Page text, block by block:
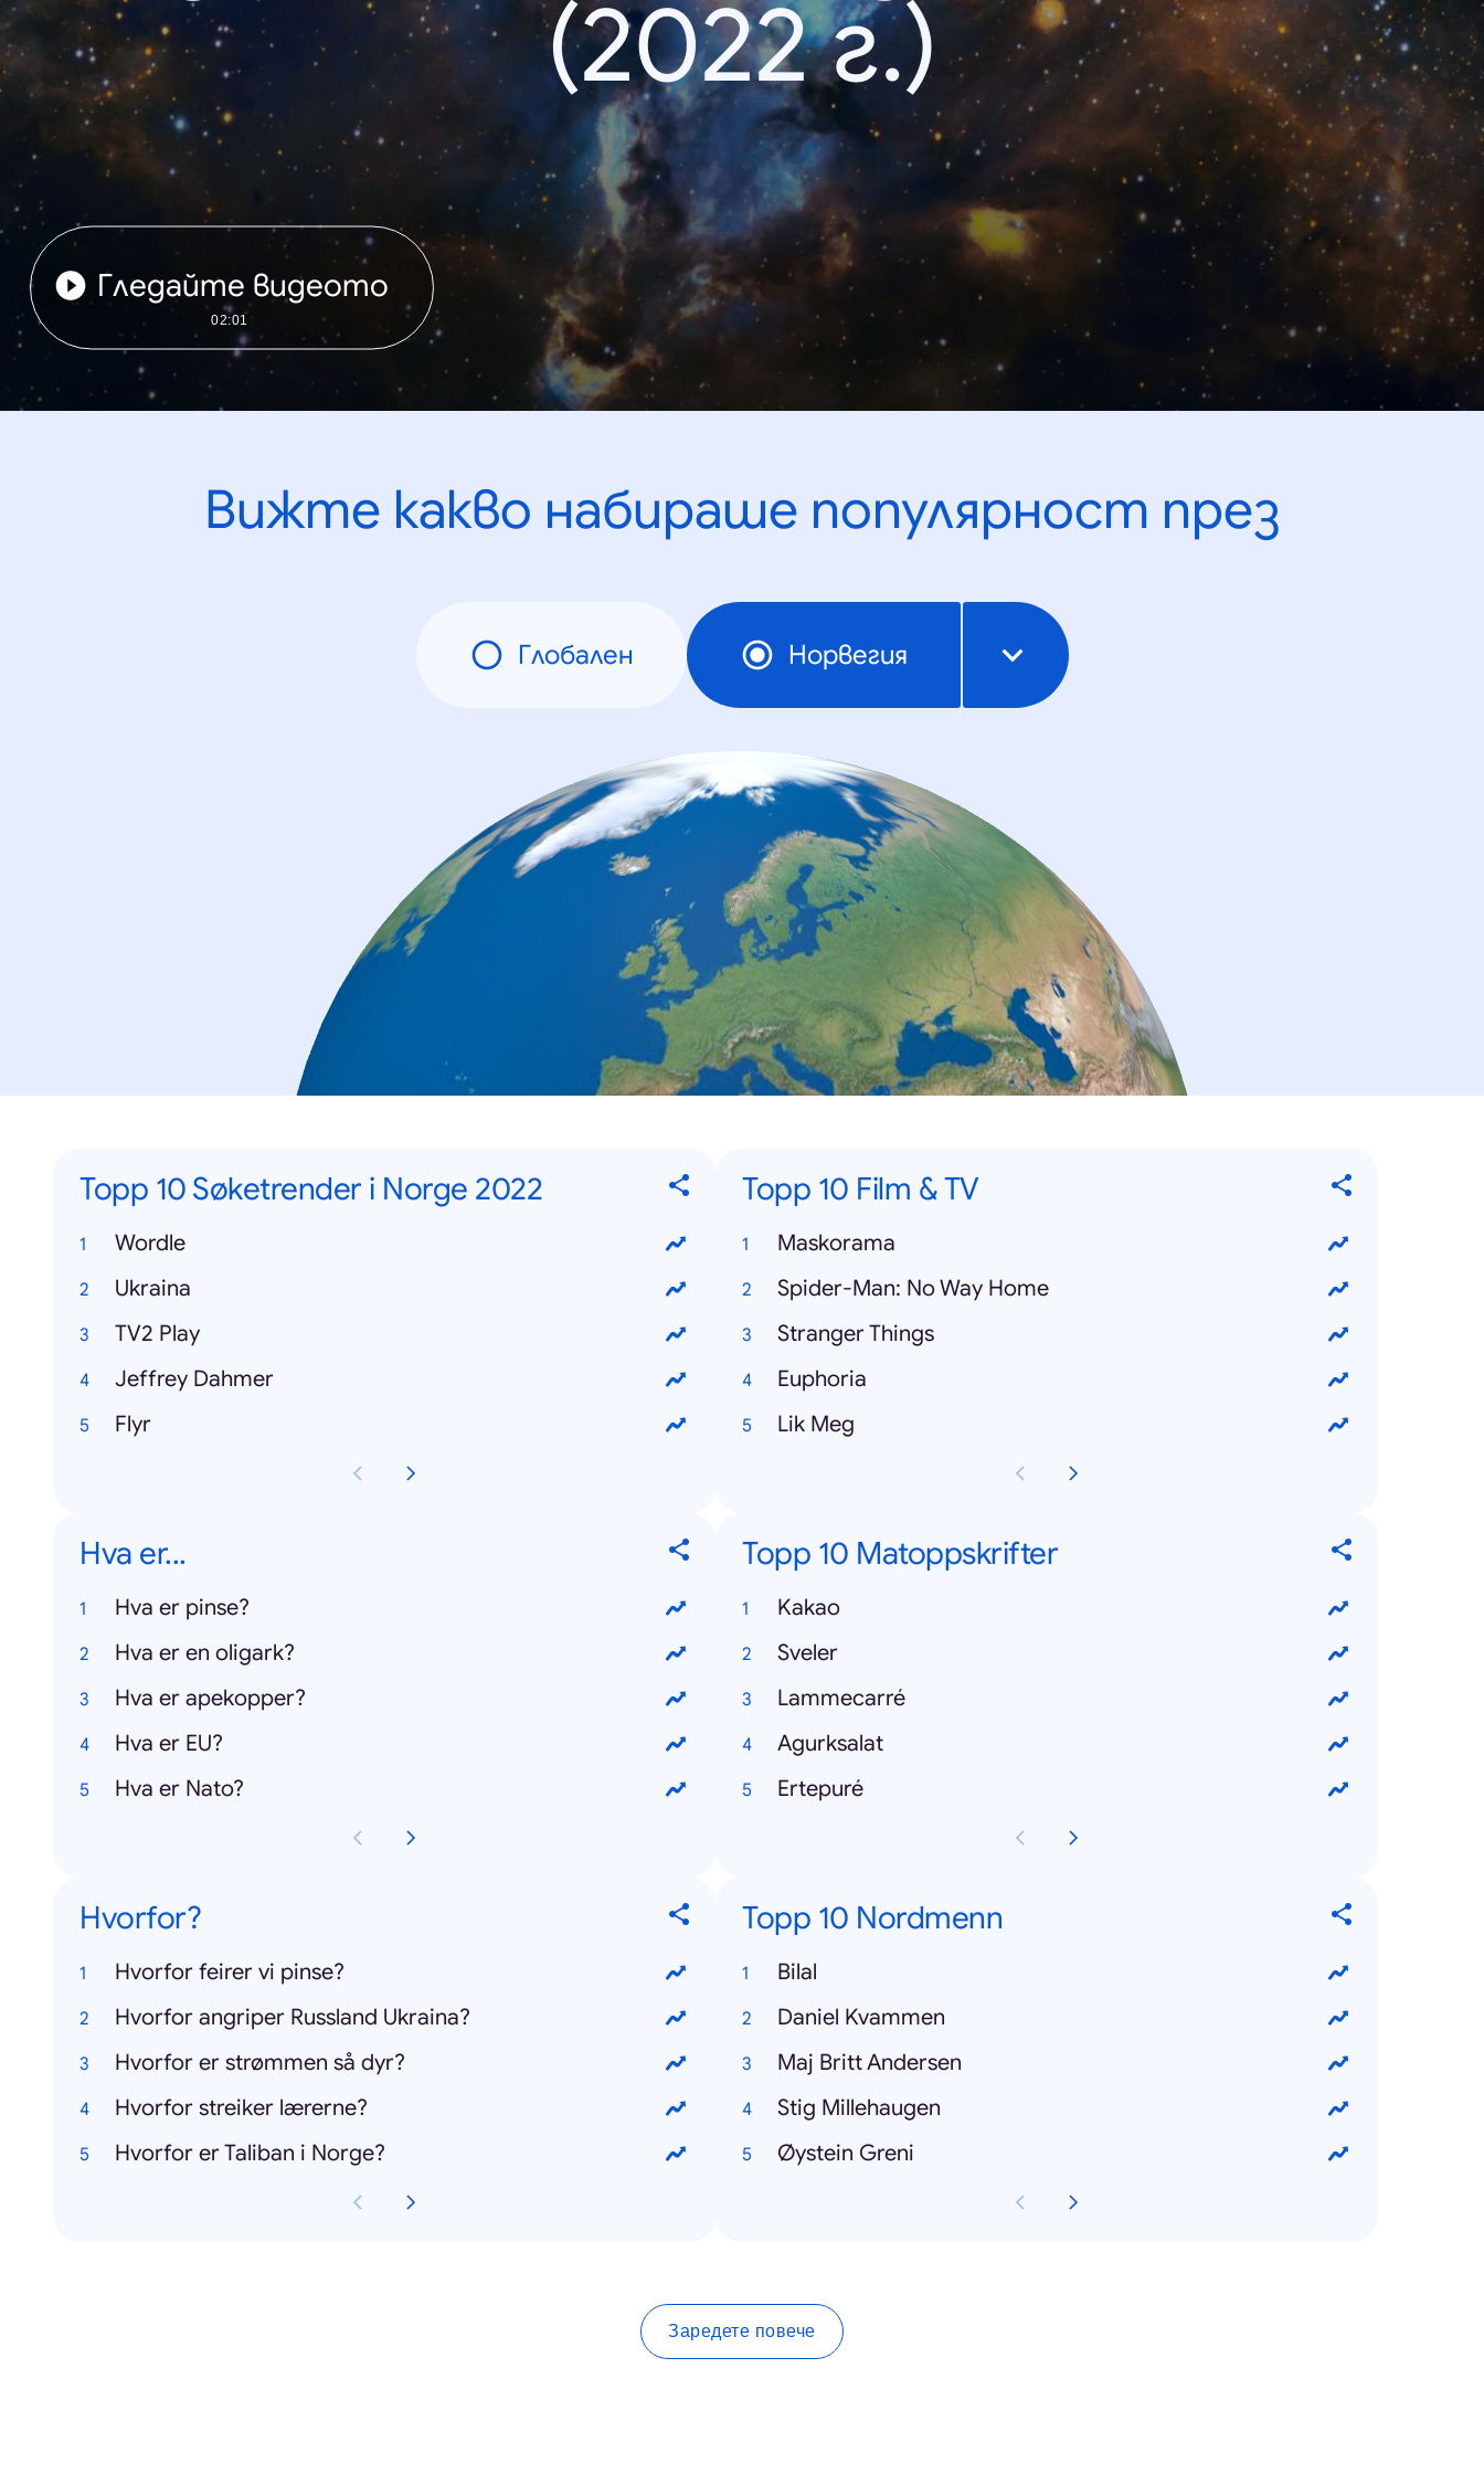
(2022 г.)
Гледайте видеото
02:01
Вижте какво набираше популярност през
Глобален Норвегия
Topp 10 Søketrender i Norge 2022
Wordle
Ukraina
TV2 Play
Jeffrey Dahmer
Flyr
Topp 10 Film & TV
Maskorama
Spider-Man: No Way Home
Stranger Things
Euphoria
Lik Meg
Hva er...
Hva er pinse?
Hva er en oligark?
Hva er apekopper?
Hva er EU?
Hva er Nato?
Topp 10 Matoppskrifter
Kakao
Sveler
Lammecarré
Agurksalat
Ertepuré
Hvorfor?
Hvorfor feirer vi pinse?
Hvorfor angriper Russland Ukraina?
Hvorfor er strømmen så dyr?
Hvorfor streiker lærerne?
Hvorfor er Taliban i Norge?
Topp 10 Nordmenn
Bilal
Daniel Kvammen
Maj Britt Andersen
Stig Millehaugen
Øystein Greni
Заредете повече